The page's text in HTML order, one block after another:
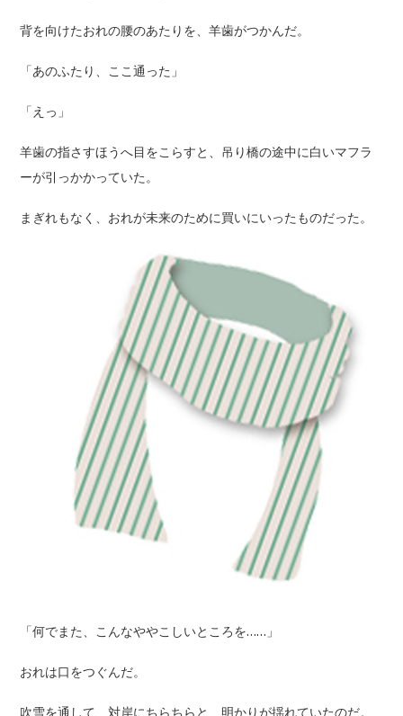
背を向けたおれの腰のあたりを、羊歯がつかんだ。
「あのふたり、ここ通った」
「えっ」
羊歯の指さすほうへ目をこらすと、吊り橋の途中に白いマフラ
ーが引っかかっていた。
まぎれもなく、おれが未来のために買いにいったものだった。
「何でまた、こんなややこしいところを……」
おれは口をつぐんだ。